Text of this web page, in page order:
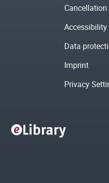
Data
Imprint
Privacy